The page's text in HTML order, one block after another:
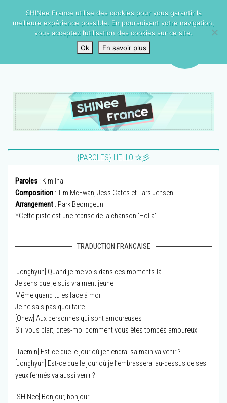
{PAROLES} HELLO ✰彡
Paroles : Kim Ina
Composition : Tim McEwan, Jess Cates et Lars Jensen
Arrangement : Park Beomgeun
*Cette piste est une reprise de la chanson ‘Holla’.
TRADUCTION FRANÇAISE
[Jonghyun] Quand je me vois dans ces moments-là
Je sens que je suis vraiment jeune
Même quand tu es face à moi
Je ne sais pas quoi faire
[Onew] Aux personnes qui sont amoureuses
S’il vous plaît, dites-moi comment vous êtes tombés amoureux
[Taemin] Est-ce que le jour où je tiendrai sa main va venir ?
[Jonghyun] Est-ce que le jour où je l’embrasserai au-dessus de ses
yeux fermés va aussi venir ?
[SHINee] Bonjour, bonjour
SHINee France utilise des cookies pour vous garantir la
meilleure expérience possible. En poursuivant votre navigation,
vous acceptez l’utilisation des cookies sur ce site.
Ok
En savoir plus